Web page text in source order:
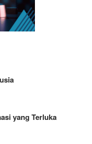
yang Terluka